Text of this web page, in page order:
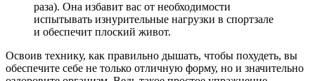
раза). Она избавит вас от необходимости
испытывать изнурительные нагрузки в спортзале
и обеспечит плоский живот.
Освоив технику, как правильно дышать, чтобы похудеть, вы
обеспечите себе не только отличную форму, но и значительно